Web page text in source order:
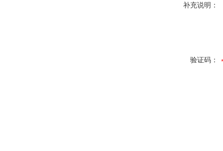
补充说明：
验证码：